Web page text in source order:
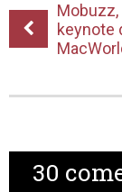
Mobuzz,
keynote
30